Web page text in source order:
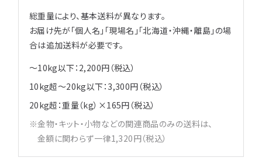
総重量により、基本送料が異なります。
お届け先が「個人名」「現場名」「北海道・沖縄・離島」の場
合は追加送料が必要です。
～10kg以下：2,200円（税込）
10kg超～20kg以下：3,300円（税込）
20kg超：重量（kg）×165円（税込）
金物・キット・小物などの関連商品のみの送料は、
金額に関わらず一律1,320円（税込）